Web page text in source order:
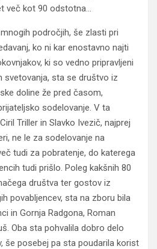
več kot 90 odstotna…
področjih, še zlasti pri
ko ni kar enostavno najti
ki so vedno pripravljeni
svetovanja, sta se društvo iz
doline že pred časom,
sodelovanje. V ta
Triller in Slavko Ivezič, najprej
ne le za sodelovanje na
tudi za pobratenje, do katerega
tudi prišlo. Poleg kakšnih 80
društva ter gostov iz
povabljencev, sta na zboru bila
in Gornja Radgona, Roman
Oba sta pohvalila dobro delo
še posebej pa sta poudarila korist